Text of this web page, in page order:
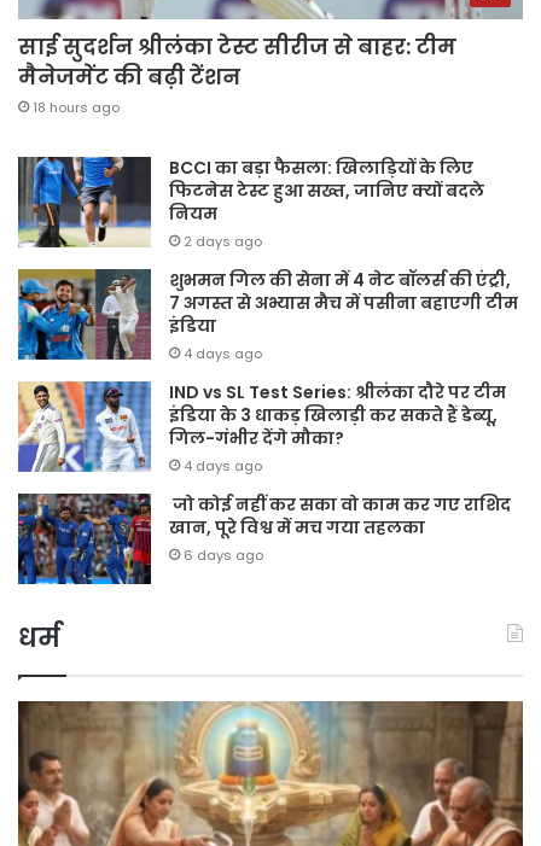
साई सुदर्शन श्रीलंका टेस्ट सीरीज से बाहर: टीम
मैनेजमेंट की बढ़ी टेंशन
18 hours ago
BCCI का बड़ा फैसला: खिलाड़ियों के लिए
फिटनेस टेस्ट हुआ सख्त, जानिए क्यों बदले
नियम
2 days ago
शुभमन गिल की सेना में 4 नेट बॉलर्स की एंट्री,
7 अगस्त से अभ्यास मैच में पसीना बहाएगी टीम
इंडिया
4 days ago
IND vs SL Test Series: श्रीलंका दौरे पर टीम
इंडिया के 3 धाकड़ खिलाड़ी कर सकते हैं डेब्यू,
गिल-गंभीर देंगे मौका?
4 days ago
जो कोई नहीं कर सका वो काम कर गए राशिद
खान, पूरे विश्व में मच गया तहलका
6 days ago
धर्म